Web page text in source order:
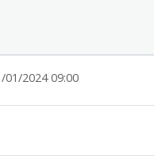
01/2024 09:00